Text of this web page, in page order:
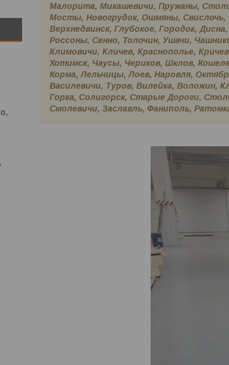
Малорита, Микашевичи, Пружаны,
Мосты, Новогрудок, Ошмяны, Свислочь,
Верхнедвинск, Глубокое, Городок,
Россоны, Сенно, Толочин, Ушачи,
Климовичи, Кличев, Краснополье,
Хотимск, Чаусы, Чериков, Шклов,
Корма, Лельчицы, Лоев, Наровля,
Василевичи, Туров, Вилейка, Воложин,
Горка, Солигорск, Старые Дороги,
Смолевичи, Заславль, Фаниполь,